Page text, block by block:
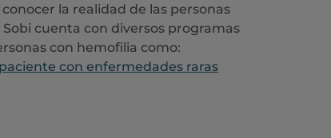
la realidad de las personas
cuenta con diversos programas
con hemofilia como:
con enfermedades raras